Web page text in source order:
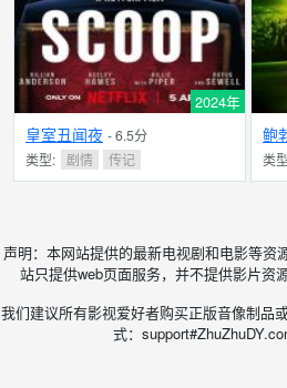
2024年
皇室丑闻夜 - 6.5分
类型: 剧情 传记
鲍
类
声明：本网站提供的最新电视剧和电影等资
站只提供web页面服务，并不提供影片资
我们建议所有影视爱好者购买正版音像制品
式：